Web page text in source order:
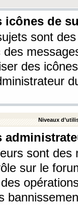
icônes de
sont
des
Niveaux
sont
sur le